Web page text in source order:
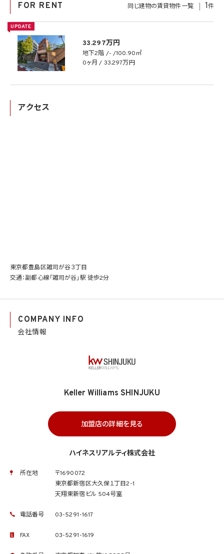
FOR RENT 同じ建物の賃貸物件一覧 1件
UPDATE
33.297万円
地下2階 -
100.90㎡
0ヶ月 / 33.297万円
アクセス
東京都豊島区雑司が谷３丁目
交通：副都心線「雑司が谷」駅 徒歩2分
COMPANY INFO
会社情報
Keller Williams SHINJUKU
加盟店の詳細を見る
ハイネスリアルティ株式会社
所在地
〒1690072
東京都新宿区大久保１丁目2-1
天翔東新宿ビル 504号室
電話番号 03-5291-1617
FAX 03-5291-1619